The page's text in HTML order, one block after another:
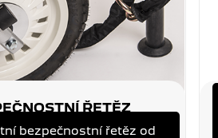
ŘETĚZ
bezpečnostní řetěz od